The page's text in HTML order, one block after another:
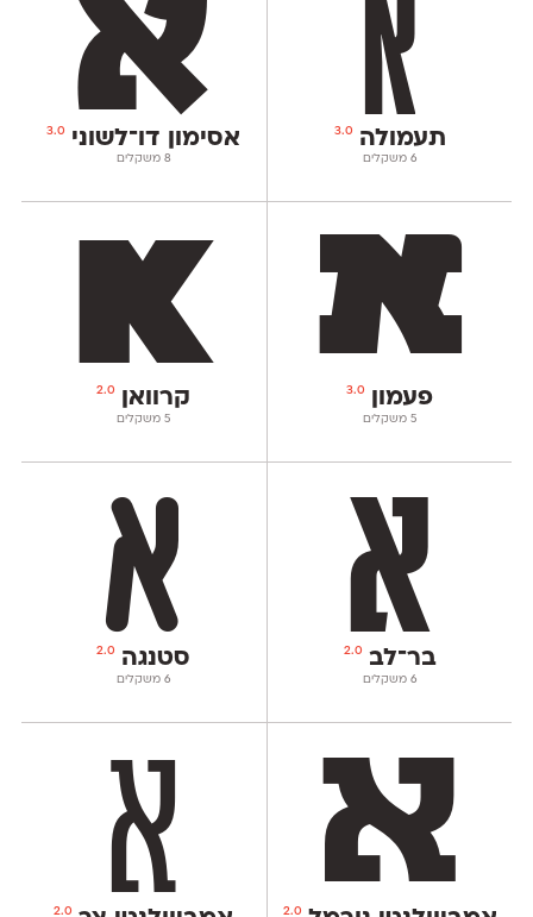
תעמולה 3.0
‫6 משקלים
אסימון דו־לשוני 3.0
‫8 משקלים
פעמון 3.0
‫5 משקלים
קרוואן 2.0
‫5 משקלים
בר־לב 2.0
‫6 משקלים
סטנגה 2.0
‫6 משקלים
2.0
2.0